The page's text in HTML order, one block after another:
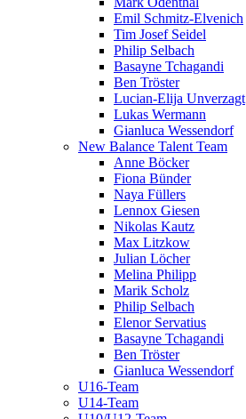
Emil Schmitz-Elvenich
Tim Josef Seidel
Philip Selbach
Basayne Tchagandi
Ben Tröster
Lucian-Elija Unverzagt
Lukas Wermann
Gianluca Wessendorf
New Balance Talent Team
Anne Böcker
Fiona Bünder
Naya Füllers
Lennox Giesen
Nikolas Kautz
Max Litzkow
Julian Löcher
Melina Philipp
Marik Scholz
Philip Selbach
Elenor Servatius
Basayne Tchagandi
Ben Tröster
Gianluca Wessendorf
U16-Team
U14-Team